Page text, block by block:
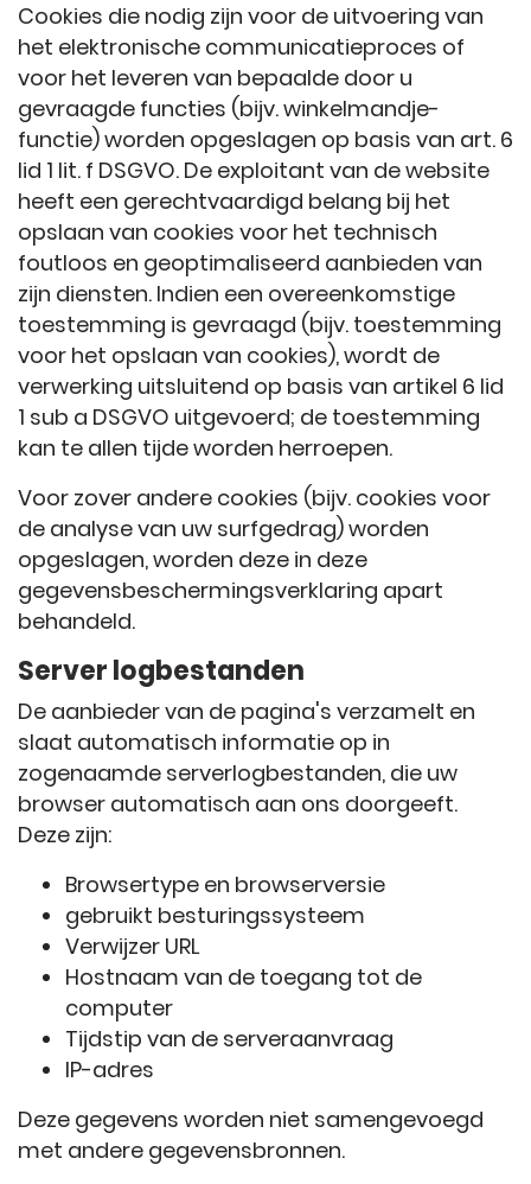
Cookies die nodig zijn voor de uitvoering van
het elektronische communicatieproces of
voor het leveren van bepaalde door u
gevraagde functies (bijv. winkelmandje-
functie) worden opgeslagen op basis van art. 6
lid 1 lit. f DSGVO. De exploitant van de website
heeft een gerechtvaardigd belang bij het
opslaan van cookies voor het technisch
foutloos en geoptimaliseerd aanbieden van
zijn diensten. Indien een overeenkomstige
toestemming is gevraagd (bijv. toestemming
voor het opslaan van cookies), wordt de
verwerking uitsluitend op basis van artikel 6 lid
1 sub a DSGVO uitgevoerd; de toestemming
kan te allen tijde worden herroepen.
Voor zover andere cookies (bijv. cookies voor
de analyse van uw surfgedrag) worden
opgeslagen, worden deze in deze
gegevensbeschermingsverklaring apart
behandeld.
Server logbestanden
De aanbieder van de pagina's verzamelt en
slaat automatisch informatie op in
zogenaamde serverlogbestanden, die uw
browser automatisch aan ons doorgeeft.
Deze zijn:
Browsertype en browserversie
gebruikt besturingssysteem
Verwijzer URL
Hostnaam van de toegang tot de
computer
Tijdstip van de serveraanvraag
IP-adres
Deze gegevens worden niet samengevoegd
met andere gegevensbronnen.